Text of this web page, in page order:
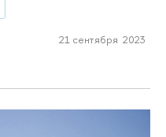
21 сентября 2023